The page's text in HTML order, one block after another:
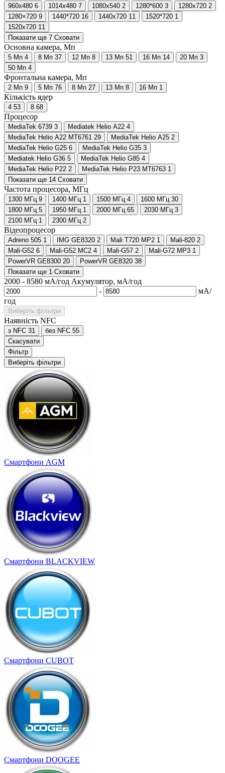
960x480 6 1014x480 7 1080x540 2 1280*600 3 1280x720 2
1280×720 9 1440*720 16 1440x720 11 1520*720 1
1520x720 11
Показати ще 7 Сховати
Основна камера, Мп
5 Мп 4 8 Мп 37 12 Мп 8 13 Мп 51 16 Мп 14 20 Мп 3
50 Мп 4
Фронтальна камера, Мп
2 Мп 9 5 Мп 76 8 Мп 27 13 Мп 8 16 Мп 1
Кількість ядер
4 53 8 68
Процесор
MediaTek 6739 3 Mediatek Helio A22 4
MediaTek Helio A22 MT6761 29 MediaTek Helio A25 2
MediaTek Helio G25 6 MediaTek Helio G35 3
Mediatek Helio G36 5 MediaTek Helio G85 4
MediaTek Helio P22 2 MediaTek Helio P23 MT6763 1
Показати ще 14 Сховати
Частота процесора, МГц
1300 МГц 9 1400 МГц 1 1500 МГц 4 1600 МГц 30
1800 МГц 5 1950 МГц 1 2000 МГц 65 2030 МГц 3
2100 МГц 1 2300 МГц 2
Відеопроцесор
Adreno 505 1 IMG GE8320 2 Mali T720 MP2 1 Mali-820 2
Mali-G52 6 Mali-G52 MC2 4 Mali-G57 2 Mali-G72 MP3 1
PowerVR GE8300 20 PowerVR GE8320 38
Показати ще 1 Сховати
2000 - 8580 мА/год Акумулятор, мА/год
-
мА/
год
Виберіть фільтри
Наявність NFC
з NFC 31 без NFC 55
Скасувати
Фільтр
Виберіть фільтри
Cмартфони AGM
Смартфони BLACKVIEW
Смартфони CUBOT
Смартфони DOOGEE